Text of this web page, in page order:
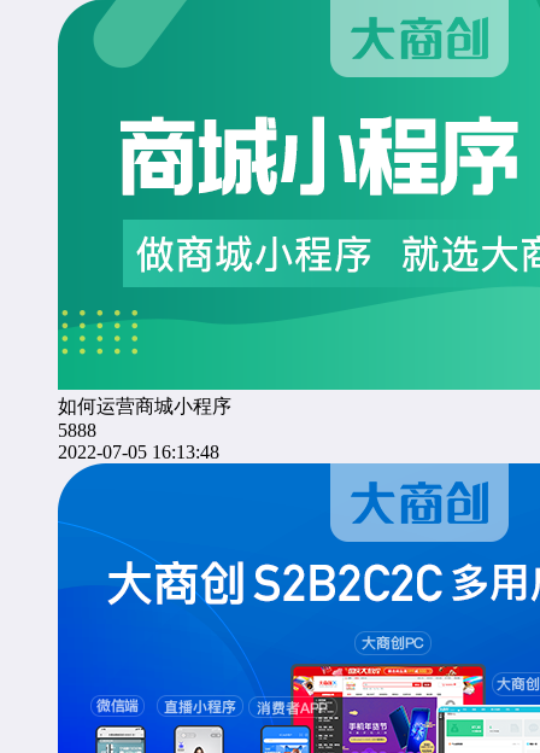
如何运营商城小程序
5888
2022-07-05 16:13:48